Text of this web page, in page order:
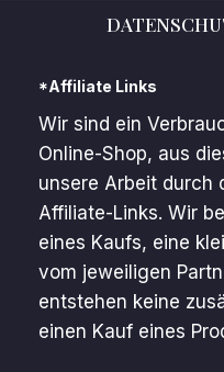
*Affiliate Links
Wir sind ein
Online-Shop, aus
unsere Arbeit durch
Affiliate-Links. Wir
eines Kaufs, eine
vom jeweiligen
entstehen keine
einen Kauf eines